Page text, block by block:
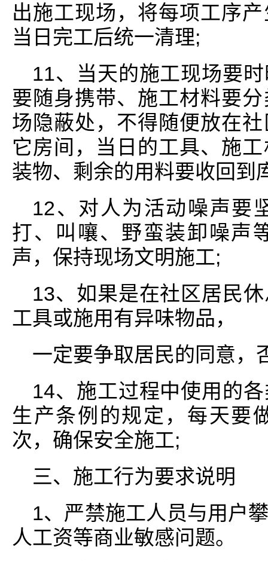
出施工现场，将每项工序
当日完工后统一清理;
11、当天的施工现场要
要随身携带、施工材料要
场隐蔽处，不得随便放在
它房间，当日的工具、施
装物、剩余的用料要收回到
12、对人为活动噪声要
打、叫嚷、野蛮装卸噪声
声，保持现场文明施工;
13、如果是在社区居民
工具或施用有异味物品，
一定要争取居民的同意，
14、施工过程中使用的
生产条例的规定，每天要
次，确保安全施工;
三、施工行为要求说明
1、严禁施工人员与用户
人工资等商业敏感问题。